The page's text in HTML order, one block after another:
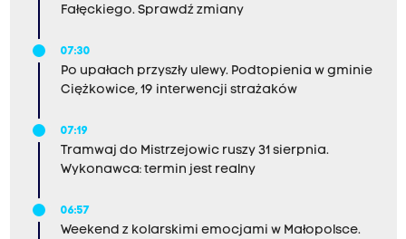
Fałęckiego. Sprawdź zmiany
07:30
Po upałach przyszły ulewy. Podtopienia w gminie
Ciężkowice, 19 interwencji strażaków
07:19
Tramwaj do Mistrzejowic ruszy 31 sierpnia.
Wykonawca: termin jest realny
06:57
Weekend z kolarskimi emocjami w Małopolsce.